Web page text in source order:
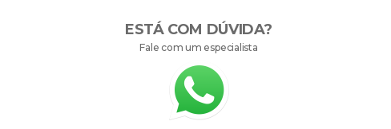
ESTÁ COM DÚVIDA?
Fale com um especialista